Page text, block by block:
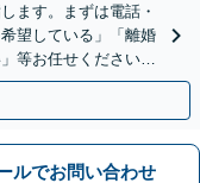
ます。まずは電話・
望している」「離婚
等お任せください。
ルでお問い合わせ